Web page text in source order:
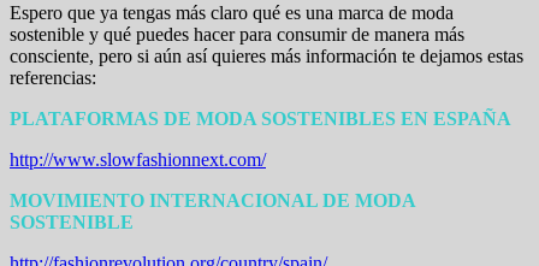
Espero que ya tengas más claro qué es una marca de moda
sostenible y qué puedes hacer para consumir de manera más
consciente, pero si aún así quieres más información te dejamos estas
referencias:
PLATAFORMAS DE MODA SOSTENIBLES EN ESPAÑA
http://www.slowfashionnext.com/
MOVIMIENTO INTERNACIONAL DE MODA
SOSTENIBLE